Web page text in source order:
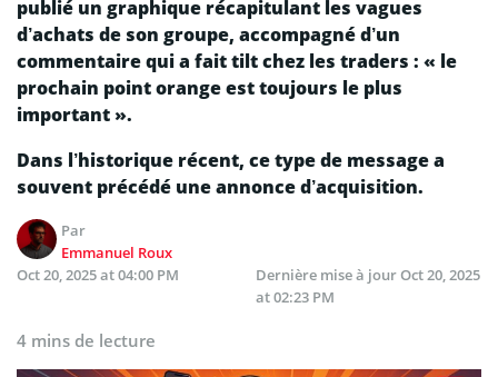
publié un graphique récapitulant les vagues
d’achats de son groupe, accompagné d’un
commentaire qui a fait tilt chez les traders : « le
prochain point orange est toujours le plus
important ».
Dans l’historique récent, ce type de message a
souvent précédé une annonce d’acquisition.
Par
Emmanuel Roux
Oct 20, 2025 at 04:00 PM
Dernière mise à jourOct 20, 2025
at 02:23 PM
4 mins de lecture